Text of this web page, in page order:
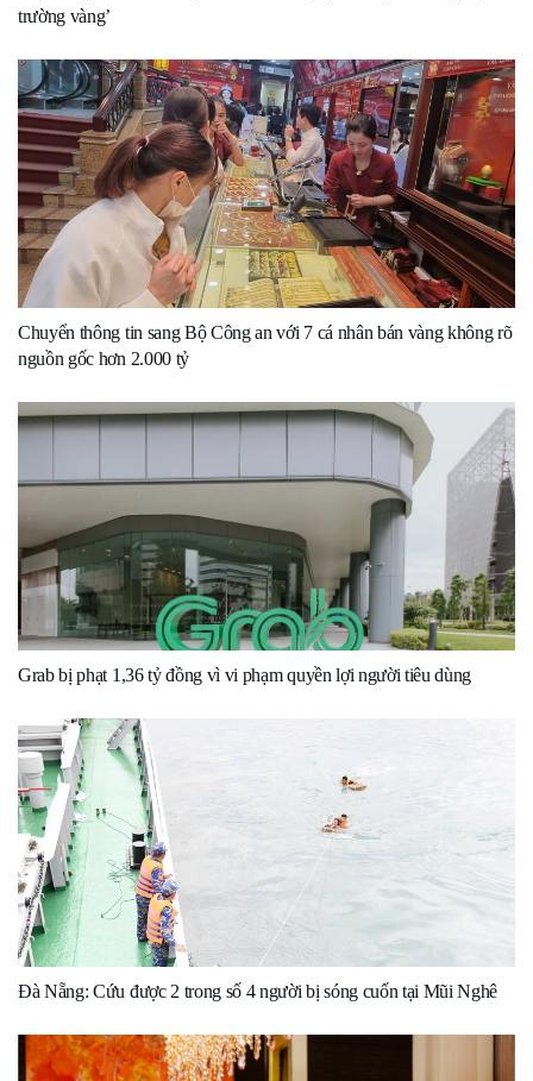
trường vàng’
Chuyển thông tin sang Bộ Công an với 7 cá nhân bán vàng không rõ
nguồn gốc hơn 2.000 tỷ
Grab bị phạt 1,36 tỷ đồng vì vi phạm quyền lợi người tiêu dùng
Đà Nẵng: Cứu được 2 trong số 4 người bị sóng cuốn tại Mũi Nghê